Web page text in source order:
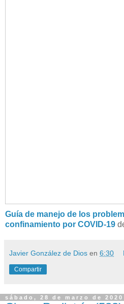
Guía de manejo de los
confinamiento por COVID-19
Javier González de Dios en 6:30
Compartir
sábado, 28 de marzo de 2020